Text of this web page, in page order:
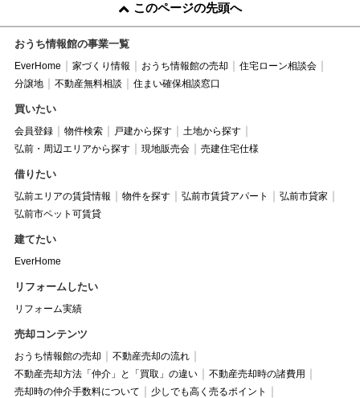
このページの先頭へ
おうち情報館の事業一覧
EverHome 家づくり情報 おうち情報館の売却
住宅ローン相談会
分譲地
不動産無料相談 住まい確保相談窓口
買いたい
会員登録 物件検索 戸建から探す
土地から探す
弘前・周辺エリアから探す
現地販売会 売建住宅仕様
借りたい
弘前エリアの賃貸情報 物件を探す 弘前市賃貸アパート
弘前市貸家
弘前市ペット可賃貸
建てたい
EverHome
リフォームしたい
リフォーム実績
売却コンテンツ
おうち情報館の売却
不動産売却の流れ
不動産売却方法「仲介」と「買取」の違い
不動産売却時の諸費用
売却時の仲介手数料について
少しでも高く売るポイント